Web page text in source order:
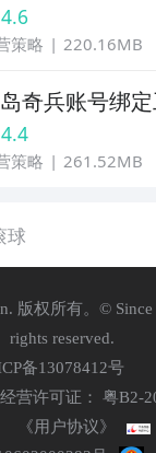
4.6
策略 220.16MB
奇兵账号绑
4.4
策略 261.52MB
球
版权所有。©
rights reserved.
备13078412号
营许可证： 粤B2-
《用户协议》